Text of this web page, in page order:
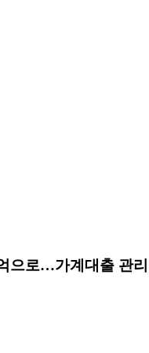
으로…가계대출 관